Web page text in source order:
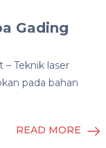
Gading
– Teknik laser
pada bahan
READ MORE